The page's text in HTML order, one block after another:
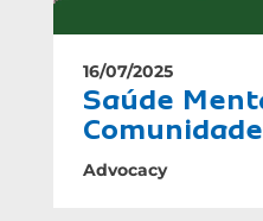
16/07/2025
Saúde
Advocacy